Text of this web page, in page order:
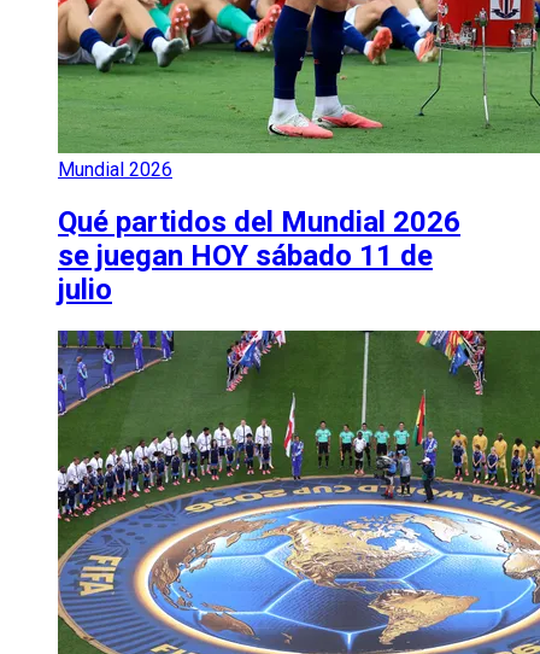
Mundial 2026
Qué partidos del Mundial 2026
se juegan HOY sábado 11 de
julio